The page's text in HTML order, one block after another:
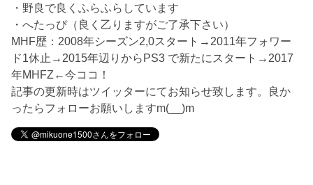
・野良で良くふらふらしています
・へたっぴ（良く乙りますがご了承下さい）
MHF歴：2008年シーズン2,0スタート→2011年フォワー
ド1休止→2015年辺りからPS3 で新たにスタート→2017
年MHFZ←今ココ！
記事の更新時はツイッターにてお知らせ致します。良か
ったらフォローお願いしますm(__)m